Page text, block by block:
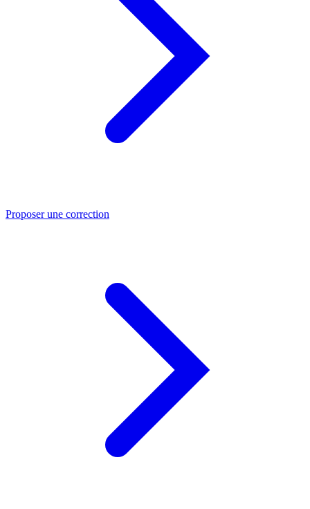
Proposer une correction